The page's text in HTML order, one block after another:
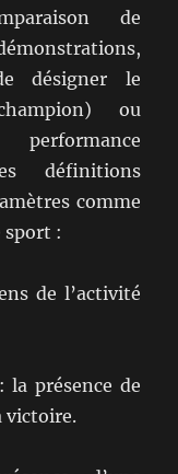
de
désigner le
ou
définitions
comme
sport :
de l’activité
présence de
victoire.